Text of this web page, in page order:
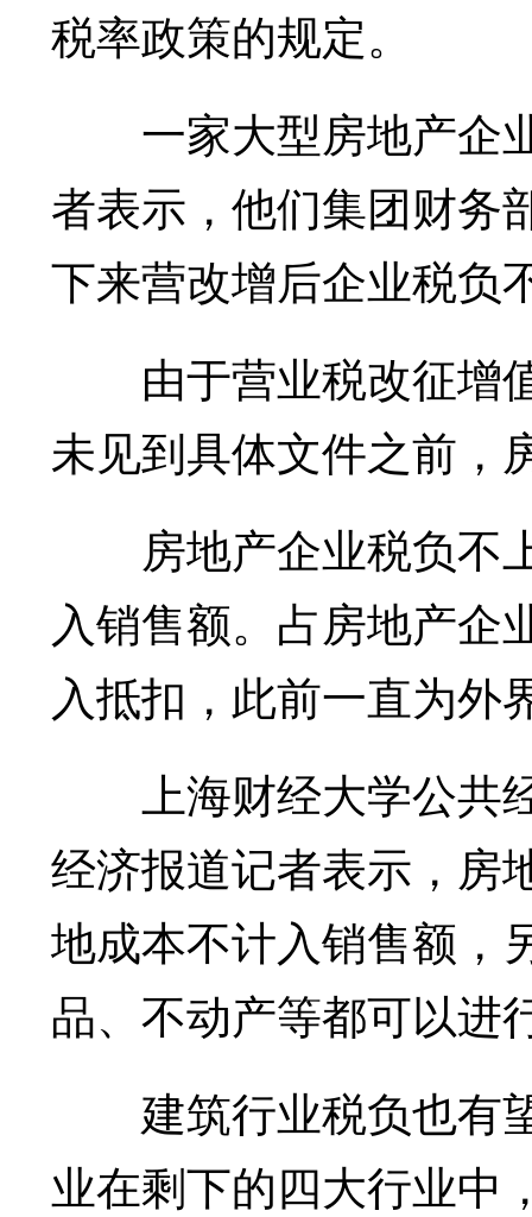
税率政策的规定。
一家大型房地产企
者表示，他们集团财务
下来营改增后企业税负
由于营业税改征增
未见到具体文件之前，
房地产企业税负不
入销售额。占房地产企
入抵扣，此前一直为外
上海财经大学公共
经济报道记者表示，房
地成本不计入销售额，
品、不动产等都可以进
建筑行业税负也有
业在剩下的四大行业中